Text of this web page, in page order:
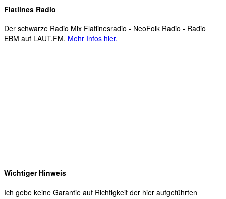
Flatlines Radio
Der schwarze Radio Mix Flatlinesradio - NeoFolk Radio - Radio
EBM auf LAUT.FM. Mehr Infos hier.
Wichtiger Hinweis
Ich gebe keine Garantie auf Richtigkeit der hier aufgeführten